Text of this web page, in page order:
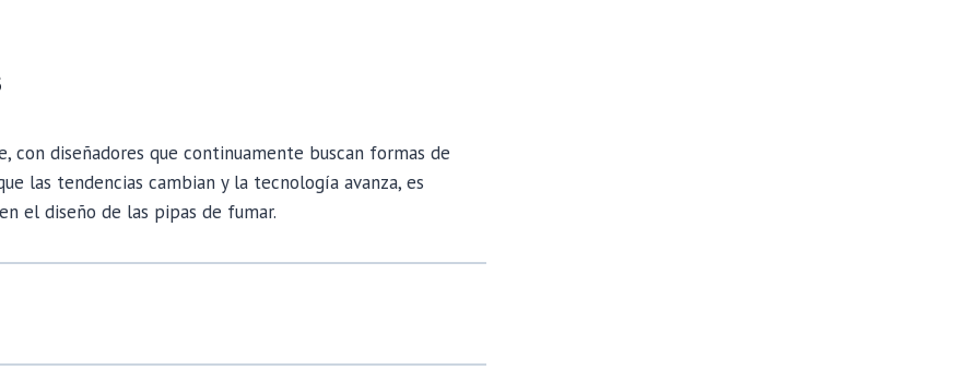
diseñadores que continuamente buscan formas de
las tendencias cambian y la tecnología avanza, es
el diseño de las pipas de fumar.